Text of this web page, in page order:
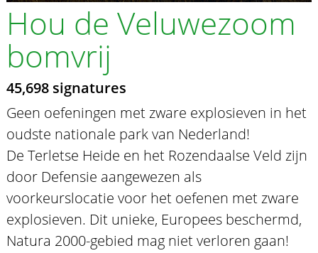
Hou de Veluwezoom
bomvrij
45,698 signatures
Geen oefeningen met zware explosieven in het
oudste nationale park van Nederland!
De Terletse Heide en het Rozendaalse Veld zijn
door Defensie aangewezen als
voorkeurslocatie voor het oefenen met zware
explosieven. Dit unieke, Europees beschermd,
Natura 2000-gebied mag niet verloren gaan!